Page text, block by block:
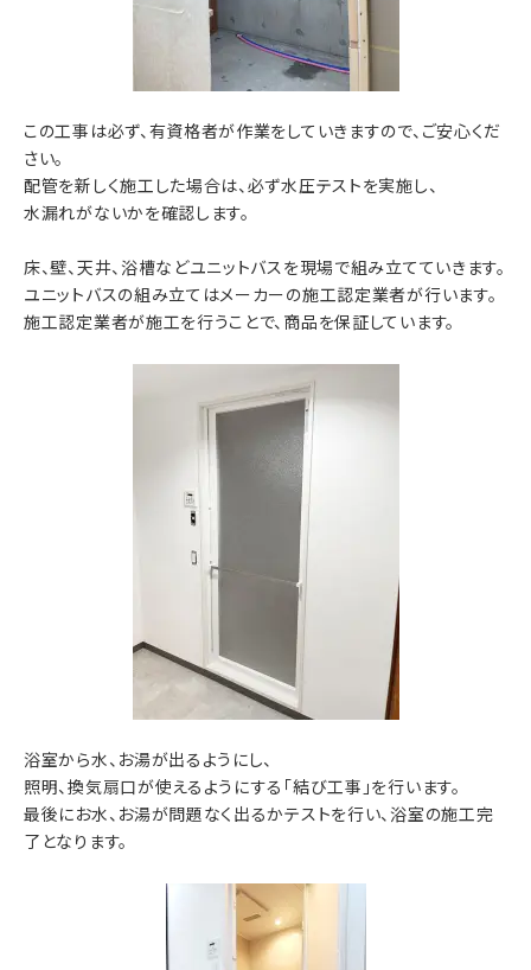
この工事は必ず、有資格者が作業をしていきますので、ご安心くだ
さい。
配管を新しく施工した場合は、必ず水圧テストを実施し、
水漏れがないかを確認します。
床、壁、天井、浴槽などユニットバスを現場で組み立てていきます。
ユニットバスの組み立てはメーカーの施工認定業者が行います。
施工認定業者が施工を行うことで、商品を保証しています。
浴室から水、お湯が出るようにし、
照明、換気扇口が使えるようにする「結び工事」を行います。
最後にお水、お湯が問題なく出るかテストを行い、浴室の施工完
了となります。